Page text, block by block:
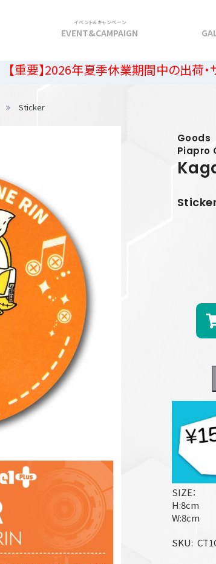
イベント＆キャンペーン
EVENT&CAMPAIGN
年夏季休業期間中の出荷・サポートに
Sticker
Goods
Piapro
SIZE：
H:8cm
W:8cm
SKU